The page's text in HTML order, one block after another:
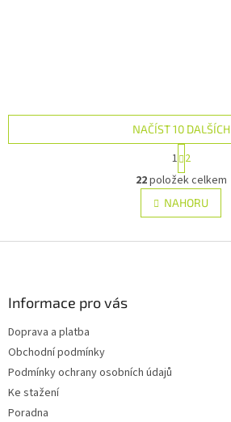
O
v
l
á
NAČÍST 10 DALŠÍCH
S
t
r
á
n
k
v
1 2
22položek celkem
NAHORU
Informace pro vás
Doprava a platba
Obchodní podmínky
Podmínky ochrany osobních údajů
Ke stažení
Poradna